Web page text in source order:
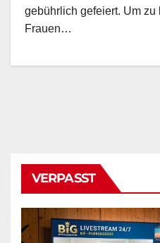
gebührlich gefeiert. Um
Frauen…
VERPASST